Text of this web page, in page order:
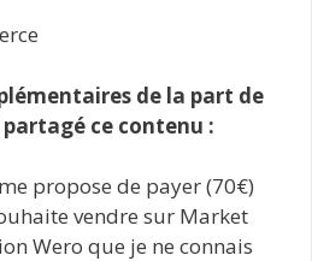
de la part de
ce contenu :
propose de payer (70€)
vendre sur Market
Wero que je ne connais